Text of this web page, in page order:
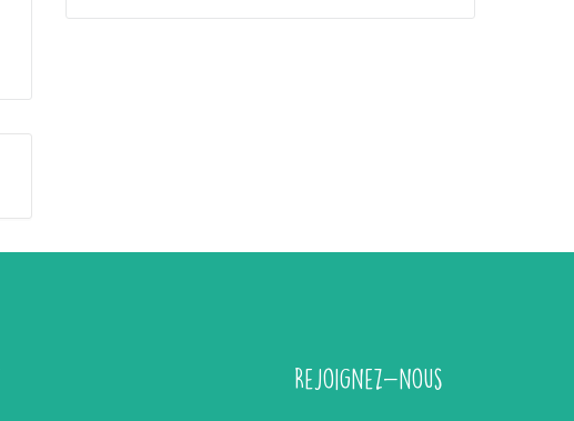
Rejoignez-nous